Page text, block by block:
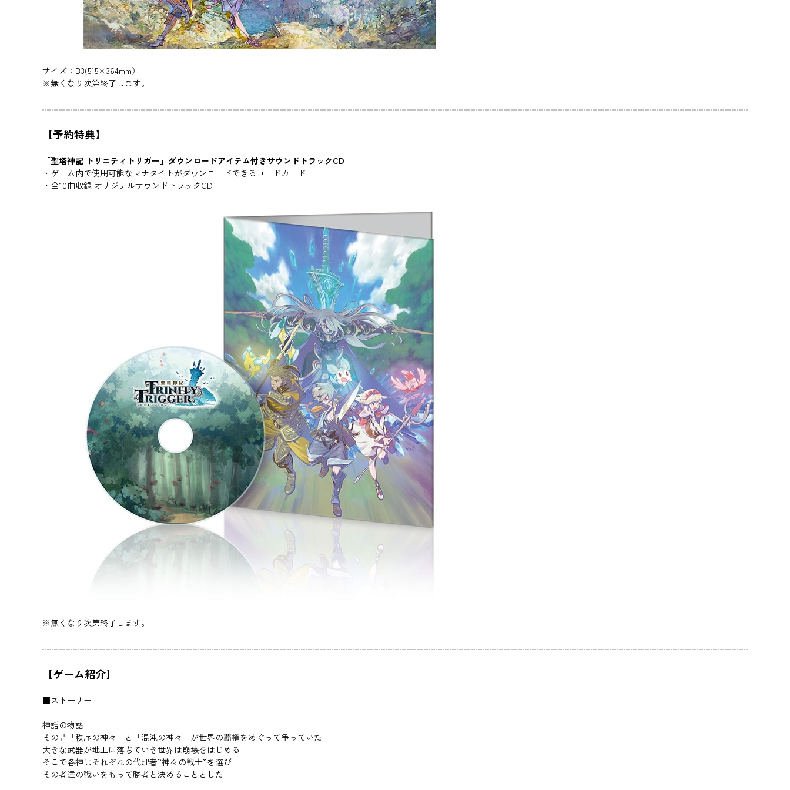
サイズ：B3(515×364mm）
※無くなり次第終了します。
【予約特典】
「聖塔神記 トリニティトリガー」ダウンロードアイテム付きサウンドトラックCD
・ゲーム内で使用可能なマナタイトがダウンロードできるコードカード
・全10曲収録 オリジナルサウンドトラックCD
※無くなり次第終了します。
【ゲーム紹介】
■ストーリー
神話の物語
その昔「秩序の神々」と「混沌の神々」が世界の覇権をめぐって争っていた
大きな武器が地上に落ちていき世界は崩壊をはじめる
そこで各神はそれぞれの代理者”神々の戦士”を選び
その者達の戦いをもって勝者と決めることとした